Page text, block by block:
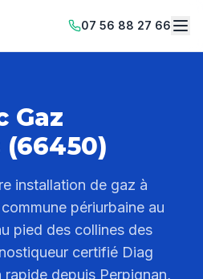
07 56 88 27 66
Gaz
installation de gaz à
périurbaine au
pied des collines des
certifié Diag
depuis Perpignan,